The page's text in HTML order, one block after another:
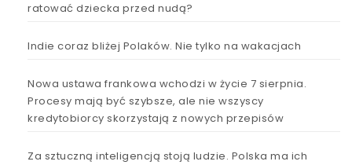
ratować dziecka przed nudą?
Indie coraz bliżej Polaków. Nie tylko na wakacjach
Nowa ustawa frankowa wchodzi w życie 7 sierpnia.
Procesy mają być szybsze, ale nie wszyscy
kredytobiorcy skorzystają z nowych przepisów
Za sztuczną inteligencją stoją ludzie. Polska ma ich